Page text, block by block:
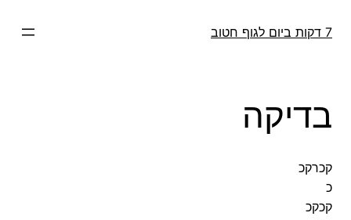
לתוכן
7 דקות ביום לגוף חטוב
בדיקה
קכרקכ
כ
קכקכ